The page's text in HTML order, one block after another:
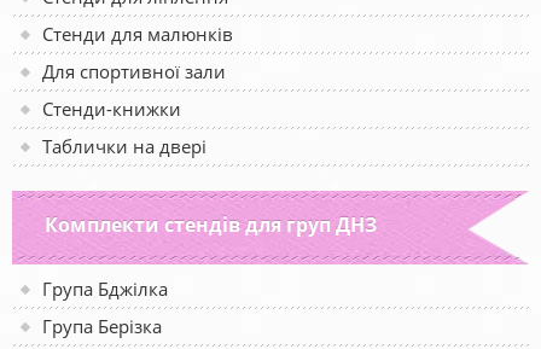
Стенди для малюнків
Для спортивної зали
Стенди-книжки
Таблички на двері
Комплекти стендів для груп ДНЗ
Група Бджілка
Група Берізка